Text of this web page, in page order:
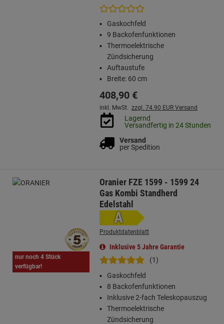
Gaskochfeld
9 Backofenfunktionen
Thermoelektrische
Zündsicherung
Auftaustufe
Breite: 60 cm
408,90 €
inkl. MwSt. zzgl. 74.90 EUR Versand
Lagernd
Versandfertig in 24 Stunden
Versand
per Spedition
nur noch 4 Stück
verfügbar!
Oranier FZE 1599 - 1599 24
Gas Kombi Standherd
Edelstahl
A
Produktdatenblatt
Inklusive 5 Jahre Garantie
(1)
Gaskochfeld
8 Backofenfunktionen
Inklusive 2-fach Teleskopauszug
Thermoelektrische
Zündsicherung